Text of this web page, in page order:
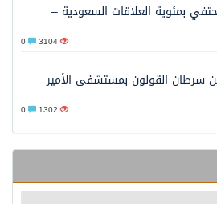
العلاقات السعودية –
0
القولون بمستشفى الأمير
0